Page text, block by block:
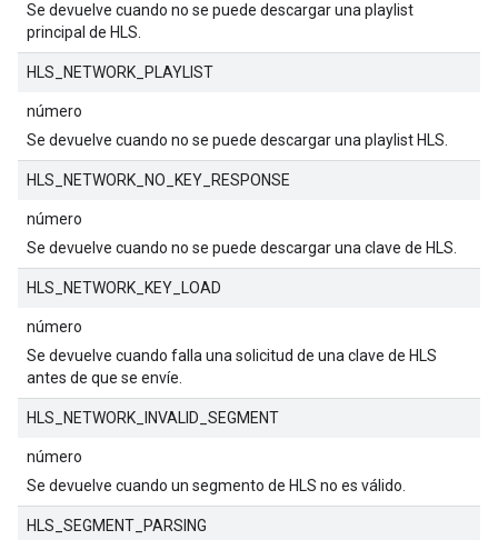
Se devuelve cuando no se puede descargar una playlist
principal de HLS.
HLS_NETWORK_PLAYLIST
número
Se devuelve cuando no se puede descargar una playlist HLS.
HLS_NETWORK_NO_KEY_RESPONSE
número
Se devuelve cuando no se puede descargar una clave de HLS.
HLS_NETWORK_KEY_LOAD
número
Se devuelve cuando falla una solicitud de una clave de HLS
antes de que se envíe.
HLS_NETWORK_INVALID_SEGMENT
número
Se devuelve cuando un segmento de HLS no es válido.
HLS_SEGMENT_PARSING